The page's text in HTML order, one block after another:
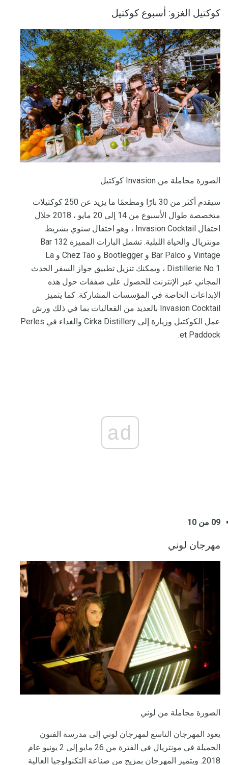
كوكتيل الغزو: أسبوع كوكتيل
الصورة مجاملة من Invasion كوكتيل
سيقدم أكثر من 30 بارًا ومطعمًا ما يزيد عن 250 كوكتيلات
متخصصة طوال الأسبوع من 14 إلى 20 مايو ، 2018 خلال
احتفال Invasion Cocktail ، وهو احتفال سنوي بشريط
مونتريال والحياة الليلية. تشمل البارات المميزة 132 Bar
Vintage و Bar Palco و Bootlegger و Chez Tao و La
Distillerie No 1 ، ويمكنك تنزيل تطبيق جواز السفر الحدث
المجاني عبر الإنترنت للحصول على صفقات حول هذه
الإبداعات الخاصة في المؤسسات المشاركة. كما يتميز
Invasion Cocktail بالعديد من الفعاليات بما في ذلك ورش
عمل الكوكتيل وزيارة إلى Cirka Distillery والغداء في Perles
et Paddock.
ad
09 من 10
مهرجان لوني
الصورة مجاملة من لوني
يعود المهرجان التاسع لمهرجان لوني إلى مدرسة الفنون
الجميلة في مونتريال في الفترة من 26 مايو إلى 2 يونيو عام
2018. ويتميز المهرجان بمزيج من صناعة التكنولوجيا العالية